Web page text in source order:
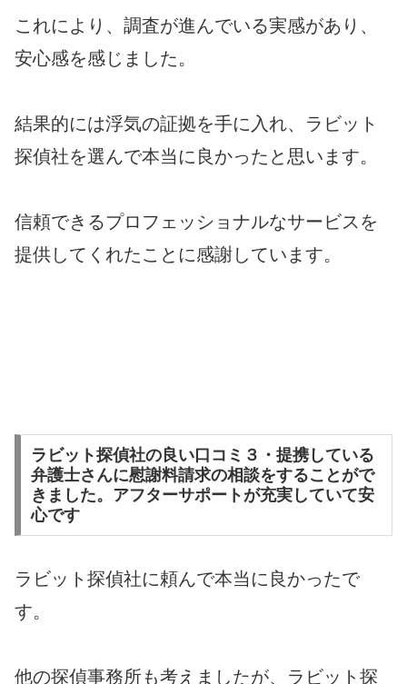
これにより、調査が進んでいる実感があり、
安心感を感じました。
結果的には浮気の証拠を手に入れ、ラビット
探偵社を選んで本当に良かったと思います。
信頼できるプロフェッショナルなサービスを
提供してくれたことに感謝しています。
ラビット探偵社の良い口コミ３・提携している
弁護士さんに慰謝料請求の相談をすることがで
きました。アフターサポートが充実していて安
心です
ラビット探偵社に頼んで本当に良かったで
す。
他の探偵事務所も考えましたが、ラビット探